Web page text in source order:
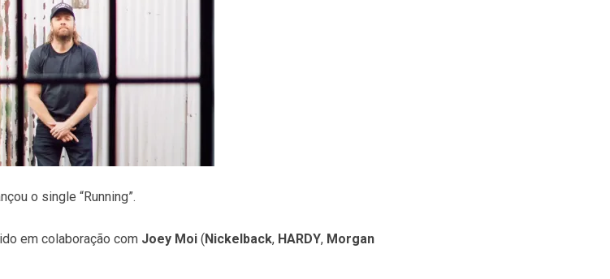
o single “Running”.
em colaboração com Joey Moi (Nickelback, HARDY, Morgan